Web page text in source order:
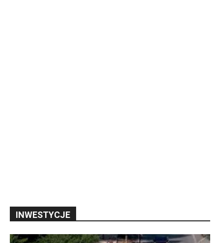
INWESTYCJE